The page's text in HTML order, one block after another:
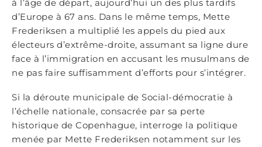
à l’âge de départ, aujourd’hui un des plus tardifs
d’Europe à 67 ans. Dans le même temps, Mette
Frederiksen a multiplié les appels du pied aux
électeurs d’extrême-droite, assumant sa ligne dure
face à l’immigration en accusant les musulmans de
ne pas faire suffisamment d’efforts pour s’intégrer.
Si la déroute municipale de Social-démocratie à
l’échelle nationale, consacrée par sa perte
historique de Copenhague, interroge la politique
menée par Mette Frederiksen notamment sur les